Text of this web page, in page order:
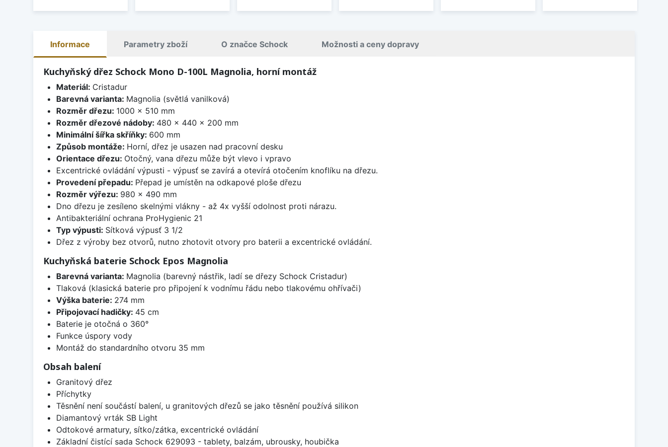
Informace Parametry zboží O značce Schock Možnosti a ceny dopravy
Kuchyňský dřez Schock Mono D-100L Magnolia, horní montáž
Materiál: Cristadur
Barevná varianta: Magnolia (světlá vanilková)
Rozměr dřezu: 1000 x 510 mm
Rozměr dřezové nádoby: 480 x 440 x 200 mm
Minimální šířka skříňky: 600 mm
Způsob montáže: Horní, dřez je usazen nad pracovní desku
Orientace dřezu: Otočný, vana dřezu může být vlevo i vpravo
Excentrické ovládání výpusti - výpusť se zavírá a otevírá otočením knoflíku na dřezu.
Provedení přepadu: Přepad je umístěn na odkapové ploše dřezu
Rozměr výřezu: 980 x 490 mm
Dno dřezu je zesíleno skelnými vlákny - až 4x vyšší odolnost proti nárazu.
Antibakteriální ochrana ProHygienic 21
Typ výpusti: Sítková výpusť 3 1/2
Dřez z výroby bez otvorů, nutno zhotovit otvory pro baterii a excentrické ovládání.
Kuchyňská baterie Schock Epos Magnolia
Barevná varianta: Magnolia (barevný nástřik, ladí se dřezy Schock Cristadur)
Tlaková (klasická baterie pro připojení k vodnímu řádu nebo tlakovému ohřívači)
Výška baterie: 274 mm
Připojovací hadičky: 45 cm
Baterie je otočná o 360°
Funkce úspory vody
Montáž do standardního otvoru 35 mm
Obsah balení
Granitový dřez
Příchytky
Těsnění není součástí balení, u granitových dřezů se jako těsnění používá silikon
Diamantový vrták SB Light
Odtokové armatury, sítko/zátka, excentrické ovládání
Základní čistící sada Schock 629093 - tablety, balzám, ubrousky, houbička